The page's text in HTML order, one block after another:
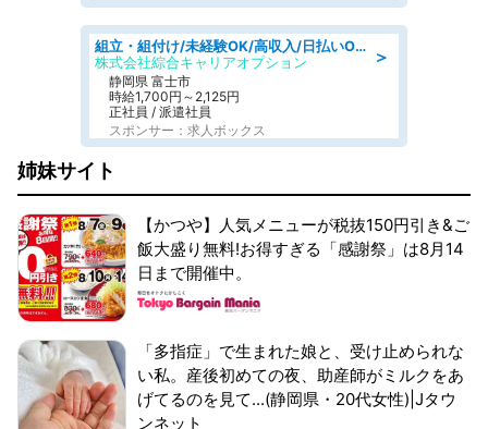
＞
組立・組付け/未経験OK/高収入/日払いOK/寮費無料/交替制
株式会社綜合キャリアオプション
静岡県 富士市
時給1,700円～2,125円
正社員 / 派遣社員
スポンサー：求人ボックス
姉妹サイト
【かつや】人気メニューが税抜150円引き&ご
飯大盛り無料!お得すぎる「感謝祭」は8月14
日まで開催中。
「多指症」で生まれた娘と、受け止められな
い私。産後初めての夜、助産師がミルクをあ
げてるのを見て...(静岡県・20代女性)|Jタウ
ンネット